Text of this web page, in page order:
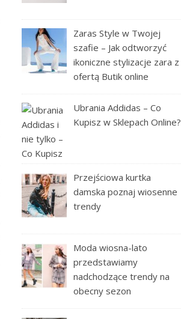
Zaras Style w Twojej
szafie – Jak odtworzyć
ikoniczne stylizacje zara z
ofertą Butik online
Ubrania Addidas – Co
Kupisz w Sklepach Online?
Przejściowa kurtka
damska poznaj wiosenne
trendy
Moda wiosna-lato
przedstawiamy
nadchodzące trendy na
obecny sezon